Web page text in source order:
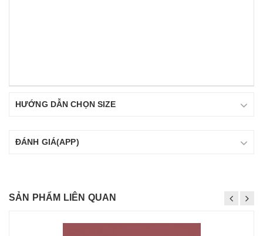
HƯỚNG DẪN CHỌN SIZE
ĐÁNH GIÁ(APP)
SẢN PHẨM LIÊN QUAN